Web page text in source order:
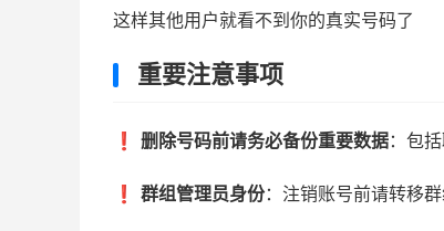
这样其他用户就看不到你的真实号码了
重要注意事项
❗ 删除号码前请务必备份重要数据：包
❗ 群组管理员身份：注销账号前请转移